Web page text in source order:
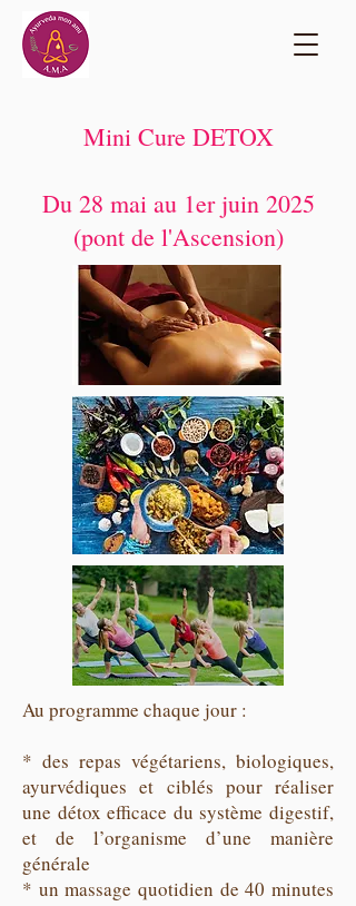
Mini Cure DETOX
Du 28 mai au 1er juin 2025
(pont de l'Ascension)
Au programme chaque jour :
* des repas végétariens, biologiques,
ayurvédiques et ciblés pour réaliser
une détox efficace du système digestif,
et de l’organisme d’une manière
générale
* un massage quotidien de 40 minutes